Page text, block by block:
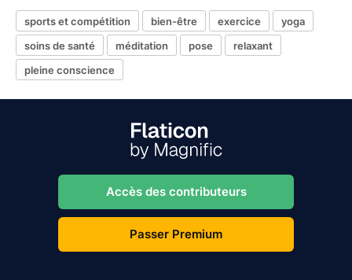
sports et compétition bien-être exercice
yoga
soins de santé
méditation pose
relaxant
pleine conscience
Accès des contributeurs
Passer Premium